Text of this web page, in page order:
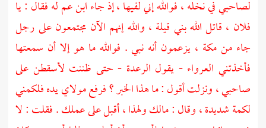
لصاحبي في نخله ، فوالله إني لفيها ، إذ جاء ابن عم له فقال : يا
فلان ، قاتل اللهبني قيلة ، والله إنهم الآن مجتمعون على رجل
جاء منمكة ، يزعمون أنه نبي . فوالله ما هو إلا أن سمعتها
فأخذتني العرواء - يقول الرعدة - حتى ظننت لأسقطن على
صاحبي ، ونزلت أقول : ما هذا الخبر ؟ فرفع مولاي يده فلكمني
لكمة شديدة ، وقال : مالك ولهذا ، أقبل على عملك . فقلت : لا